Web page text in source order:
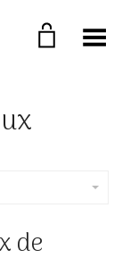
Toggle Menu
de